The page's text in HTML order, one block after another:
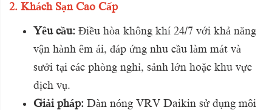
2. Khách Sạn Cao Cấp
Yêu cầu: Điều hòa không khí 24/7 với khả năng
vận hành êm ái, đáp ứng nhu cầu làm mát và
sưởi tại các phòng nghỉ, sảnh lớn hoặc khu vực
dịch vụ.
Giải pháp: Dàn nóng VRV Daikin sử dụng môi